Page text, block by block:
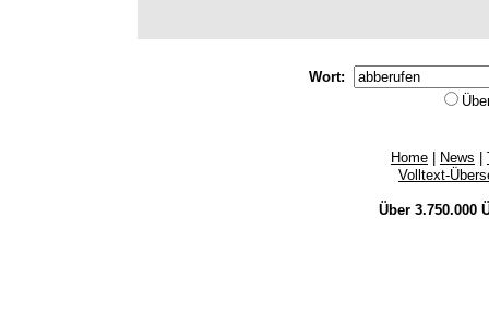
Wort:
Home News
Volltext-
Über 3.750.000